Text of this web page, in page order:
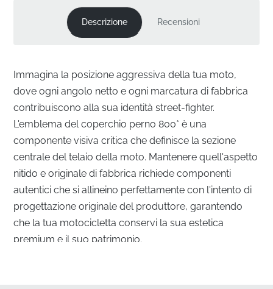
Descrizione Recensioni
Immagina la posizione aggressiva della tua moto,
dove ogni angolo netto e ogni marcatura di fabbrica
contribuiscono alla sua identità street-fighter.
L'emblema del coperchio perno 800* è una
componente visiva critica che definisce la sezione
centrale del telaio della moto. Mantenere quell'aspetto
nitido e originale di fabbrica richiede componenti
autentici che si allineino perfettamente con l'intento di
progettazione originale del produttore, garantendo
che la tua motocicletta conservi la sua estetica
premium e il suo patrimonio.